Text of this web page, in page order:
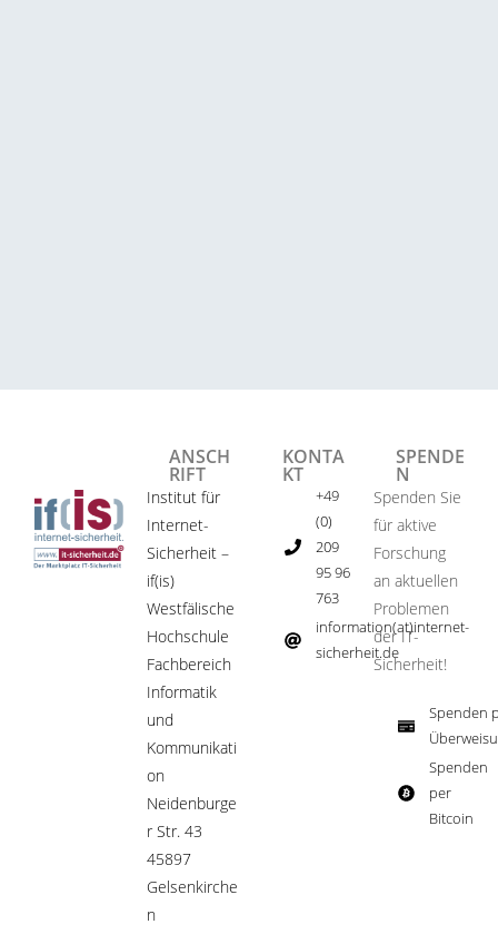
ANSCH
RIFT
Institut für
Internet-
Sicherheit –
if(is)
Westfälische
Hochschule
Fachbereich
Informatik
und
Kommunikati
on
Neidenburge
r Str. 43
45897
Gelsenkirche
n
KONTA
KT
+49
(0)
209
95 96
763
information(at)internet-
sicherheit.de ​
SPENDE
N
Spenden Sie
für aktive
Forschung
an aktuellen
Problemen
der IT-
Sicherheit!​
Spenden
Spenden
per
Bitcoin​